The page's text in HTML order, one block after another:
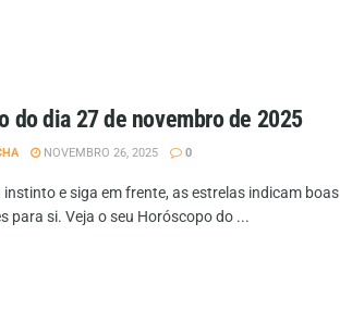
do dia 27 de novembro de 2025
NOVEMBRO 26, 2025 0
instinto e siga em frente, as estrelas indicam boas
para si. Veja o seu Horóscopo do ...